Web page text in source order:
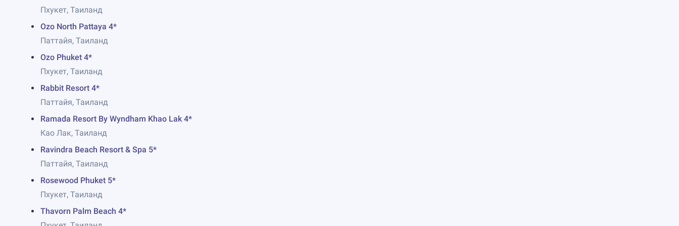
Пхукет, Таиланд
Ozo North Pattaya 4*
Паттайя, Таиланд
Ozo Phuket 4*
Пхукет, Таиланд
Rabbit Resort 4*
Паттайя, Таиланд
Ramada Resort By Wyndham Khao Lak 4*
Као Лак, Таиланд
Ravindra Beach Resort & Spa 5*
Паттайя, Таиланд
Rosewood Phuket 5*
Пхукет, Таиланд
Thavorn Palm Beach 4*